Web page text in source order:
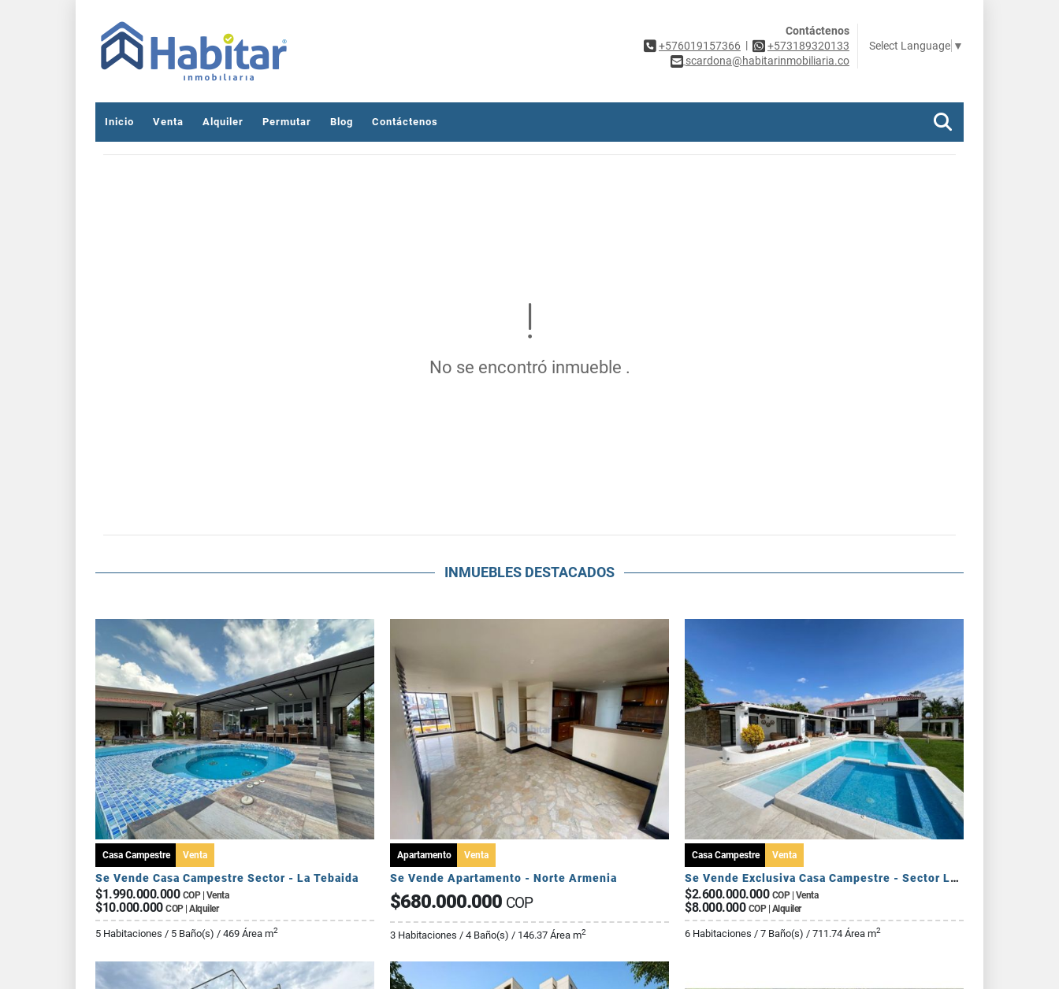
Contáctenos
+576019157366 |
+573189320133
scardona@habitarinmobiliaria.co
Select Language ▼
Inicio Venta Alquiler Permutar Blog Contáctenos
No se encontró inmueble .
INMUEBLES DESTACADOS
Casa Campestre Venta
Se Vende Casa Campestre Sector - La Tebaida
$1.990.000.000 COP | Venta
$10.000.000 COP | Alquiler
5 Habitaciones / 5 Baño(s) / 469 Área m2
Apartamento Venta
Se Vende Apartamento - Norte Armenia
$680.000.000 COP
3 Habitaciones / 4 Baño(s) / 146.37 Área m2
Casa Campestre Venta
Se Vende Exclusiva Casa Campestre - Sector La Tebaida
$2.600.000.000 COP | Venta
$8.000.000 COP | Alquiler
6 Habitaciones / 7 Baño(s) / 711.74 Área m2